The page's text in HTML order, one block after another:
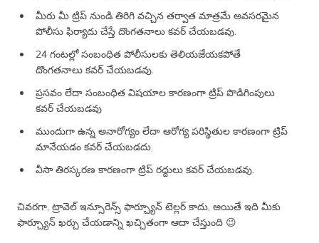
మీరు మీ ట్రిప్ నుండి తిరిగి వచ్చిన తర్వాత మాత్రమే అవసరమైన
పోలీసు ఫిర్యాదు చేస్తే దొంగతనాలు కవర్ చేయబడవు.
24 గంటల్లో సంబంధిత పోలీసులకు తెలియజేయకపోతే
దొంగతనాలు కవర్ చేయబడవు.
ప్రసవం లేదా సంబంధిత విషయాల కారణంగా ట్రిప్ పొడిగింపులు
కవర్ చేయబడవు
ముందుగా ఉన్న అనారోగ్యం లేదా ఆరోగ్య పరిస్థితుల కారణంగా ట్రిప్
మానేయడం కవర్ చేయబడదు.
వీసా తిరస్కరణ కారణంగా ట్రిప్ రద్దులు కవర్ చేయబడవు.
చివరగా, ట్రావెల్ ఇన్సూరెన్స్ ఫార్చ్యూన్ టెల్లర్ కాదు, అయితే ఇది మీకు
ఫార్చ్యూన్ ఖర్చు చేయడాన్ని ఖచ్చితంగా ఆదా చేస్తుంది 😉